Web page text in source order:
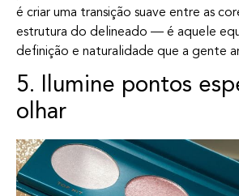
é criar uma transição suave entre as
estrutura do delineado — é aquele
definição e naturalidade que a gente
5. Ilumine pontos
olhar